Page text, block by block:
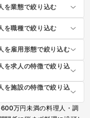
業態で絞り込む
職種で絞り込む
雇用形態で絞り込む
求人の特徴で絞り込
施設の特徴で絞り込
万円未満の料理人・調